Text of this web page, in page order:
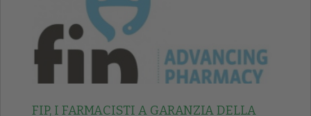
FIP, I FARMACISTI A GARANZIA DELLA